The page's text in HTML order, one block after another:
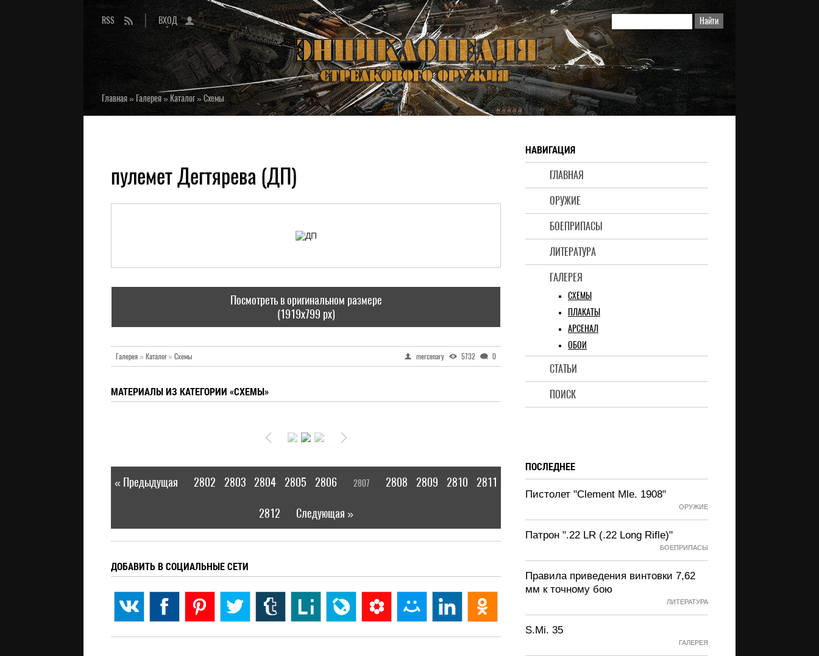
RSS ВХОД
Главная» Галерея»Каталог»Схемы
НАВИГАЦИЯ
ГЛАВНАЯ
ОРУЖИЕ
БОЕПРИПАСЫ
ЛИТЕРАТУРА
ГАЛЕРЕЯ
СХЕМЫ
ПЛАКАТЫ
АРСЕНАЛ
ОБОИ
СТАТЬИ
ПОИСК
пулемет Дегтярева (ДП)
Посмотреть в оригинальном размере
(1919x799 px)
Галерея» Каталог» Схемы mercenary 5732 0
МАТЕРИАЛЫ ИЗ КАТЕГОРИИ «СХЕМЫ»
« Предыдущая 2802 2803 2804 2805 2806 2807 2808 2809 2810 2811
2812 Следующая »
ДОБАВИТЬ В СОЦИАЛЬНЫЕ СЕТИ
ПОСЛЕДНЕЕ
Пистолет "Clement Mle. 1908"
ОРУЖИЕ
Патрон ".22 LR (.22 Long Rifle)"
БОЕПРИПАСЫ
Правила приведения винтовки 7,62
мм к точному бою
ЛИТЕРАТУРА
S.Mi. 35
ГАЛЕРЕЯ